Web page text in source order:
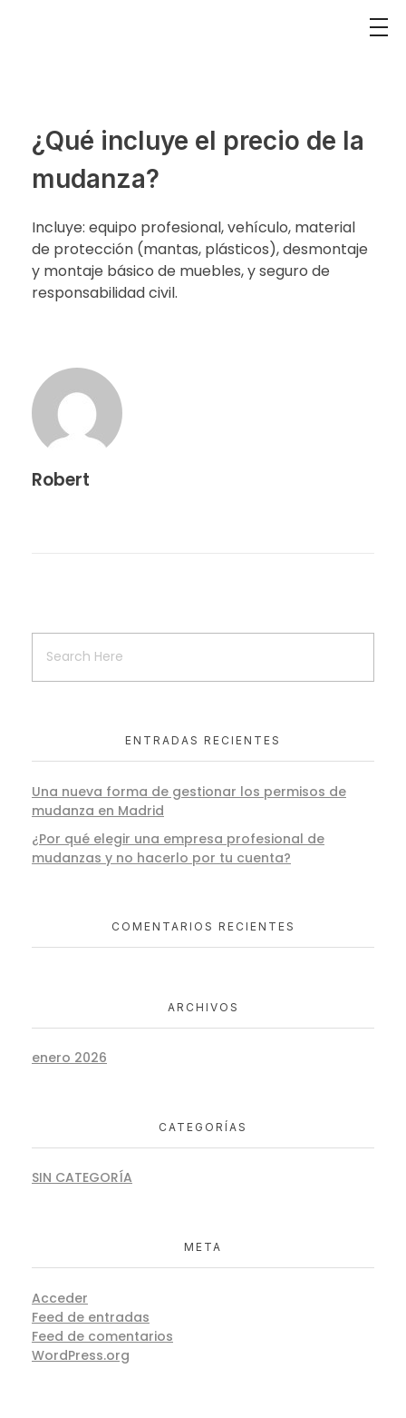
¿Qué incluye el precio de la
mudanza?
Incluye: equipo profesional, vehículo, material
de protección (mantas, plásticos), desmontaje
y montaje básico de muebles, y seguro de
responsabilidad civil.
Robert
ENTRADAS RECIENTES
Una nueva forma de gestionar los permisos de
mudanza en Madrid
¿Por qué elegir una empresa profesional de
mudanzas y no hacerlo por tu cuenta?
COMENTARIOS RECIENTES
ARCHIVOS
enero 2026
CATEGORÍAS
SIN CATEGORÍA
META
Acceder
Feed de entradas
Feed de comentarios
WordPress.org